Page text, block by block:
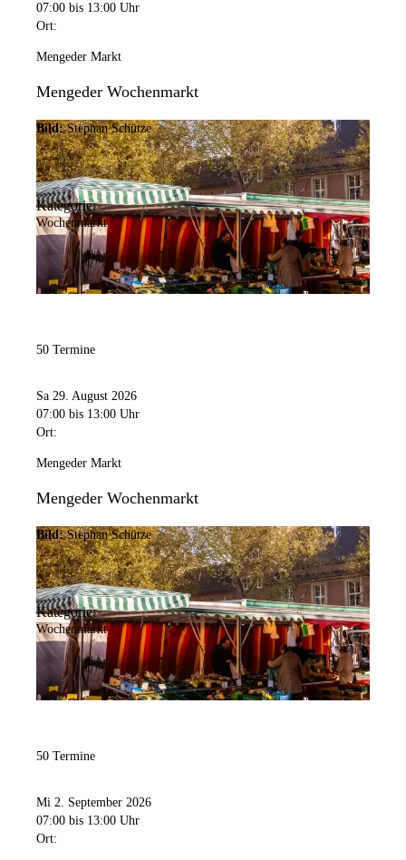
07:00 bis 13:00 Uhr
Ort:
Mengeder Markt
Mengeder Wochenmarkt
Bild: Stephan Schütze
Kategorie:
Wochenmarkt
50 Termine
Sa 29. August 2026
07:00 bis 13:00 Uhr
Ort:
Mengeder Markt
Mengeder Wochenmarkt
Bild: Stephan Schütze
Kategorie:
Wochenmarkt
50 Termine
Mi 2. September 2026
07:00 bis 13:00 Uhr
Ort: